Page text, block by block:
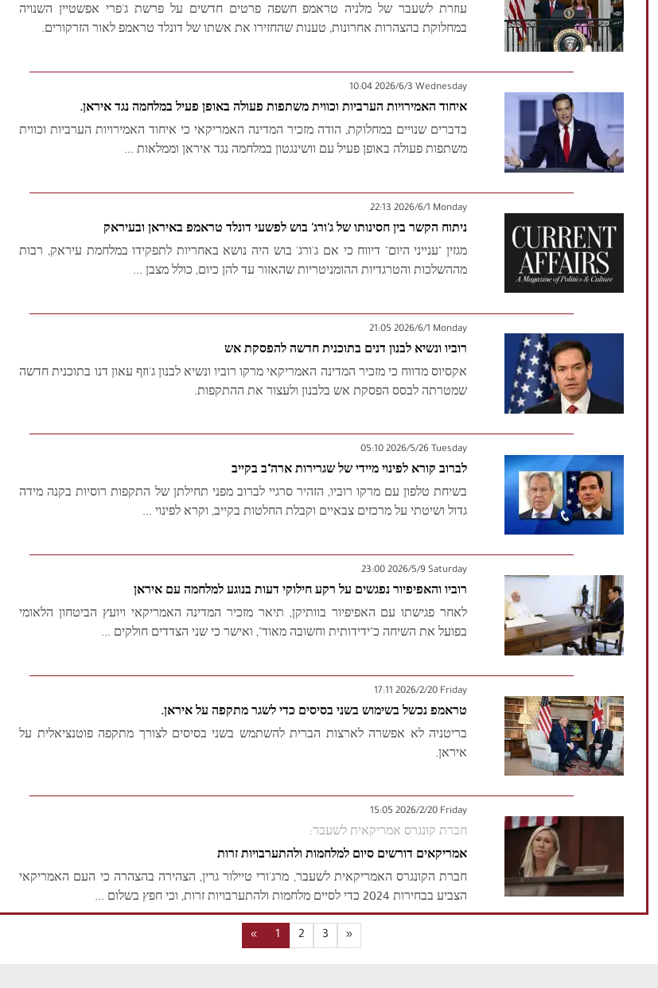
עוזרת לשעבר של מלניה טראמפ חשפה פרטים חדשים על פרשת ג'פרי אפשטיין השנויה
במחלוקת בהצהרות אחרונות, טענות שהחזירו את אשתו של דונלד טראמפ לאור הזרקורים.
‫‫Wednesday‬‬ 2026/6/3 10:04
איחוד האמירויות הערביות וכווית משתפות פעולה באופן פעיל במלחמה נגד איראן.
בדברים שנויים במחלוקת, הודה מזכיר המדינה האמריקאי כי איחוד האמירויות הערביות וכווית
משתפות פעולה באופן פעיל עם וושינגטון במלחמה נגד איראן וממלאות ...
‫‫Monday‬‬ 2026/6/1 22:13
ניתוח הקשר בין חסינותו של ג'ורג' בוש לפשעי דונלד טראמפ באיראן ובעיראק
מגזין "ענייני היום" דיווח כי אם ג'ורג' בוש היה נושא באחריות לתפקידו במלחמת עיראק, רבות
מההשלכות והטרגדיות ההומניטריות שהאזור עד להן כיום, כולל מצבן ...
‫‫Monday‬‬ 2026/6/1 21:05
רוביו ונשיא לבנון דנים בתוכנית חדשה להפסקת אש
אקסיוס מדווח כי מזכיר המדינה האמריקאי מרקו רוביו ונשיא לבנון ג'וזף עאון דנו בתוכנית חדשה
שמטרתה לבסס הפסקת אש בלבנון ולעצור את ההתקפות.
‫‫Tuesday‬‬ 2026/5/26 05:10
לברוב קורא לפינוי מיידי של שגרירות ארה"ב בקייב
בשיחת טלפון עם מרקו רוביו, הזהיר סרגיי לברוב מפני תחילתן של התקפות רוסיות בקנה מידה
גדול ושיטתי על מרכזים צבאיים וקבלת החלטות בקייב, וקרא לפינוי ...
‫Saturday‬ 2026/5/9 23:00
רוביו והאפיפיור נפגשים על רקע חילוקי דעות בנוגע למלחמה עם איראן
לאחר פגישתו עם האפיפיור בוותיקן, תיאר מזכיר המדינה האמריקאי ויועץ הביטחון הלאומי
בפועל את השיחה כ"ידידותית וחשובה מאוד", ואישר כי שני הצדדים חולקים ...
‫‫Friday‬‬ 2026/2/20 17:11
טראמפ נכשל בשימוש בשני בסיסים כדי לשגר מתקפה על איראן.
בריטניה לא אפשרה לארצות הברית להשתמש בשני בסיסים לצורך מתקפה פוטנציאלית על
איראן.
‫‫Friday‬‬ 2026/2/20 15:05
חברת קונגרס אמריקאית לשעבר:
אמריקאים דורשים סיום למלחמות ולהתערבויות זרות
חברת הקונגרס האמריקאית לשעבר, מרג'ורי טיילור גרין, הצהירה בהצהרה כי העם האמריקאי
הצביע בבחירות 2024 כדי לסיים מלחמות ולהתערבויות זרות, וכי חפץ בשלום ...
« 1 2 3 »